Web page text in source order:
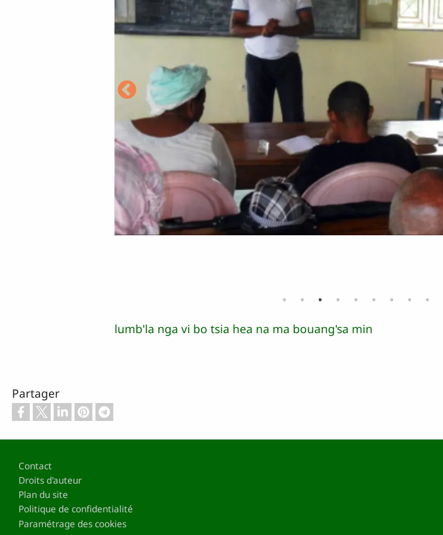
lumb'la nga vi bo tsia hea na ma bouang'sa min
Partager
Pied de page
Contact
Droits d'auteur
Plan du site
Politique de confidentialité
Paramétrage des cookies